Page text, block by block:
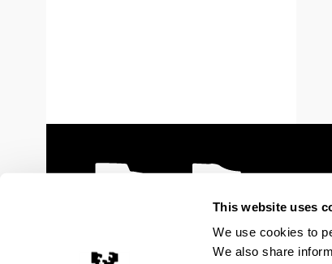
This website uses
We use cookies to
We also share